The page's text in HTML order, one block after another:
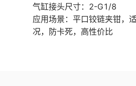
气缸接头尺寸：2-G1/8
应用场景：平口铰链夹钳，
况，防卡死，高性价比